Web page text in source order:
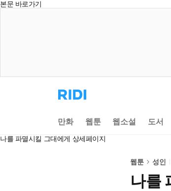
본문 바로가기
리
디
으
로
동
만화 웹툰 웹소설 도서
나를 파멸시킬 그대에게 상세페이지
웹툰 성인
나를